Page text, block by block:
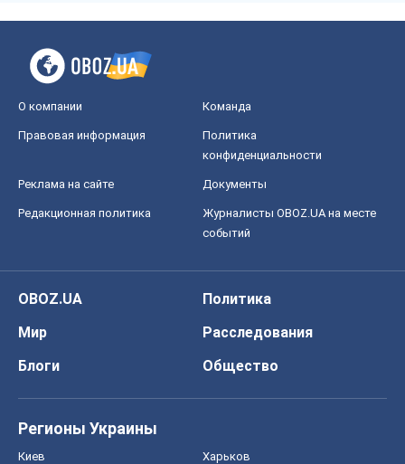
О компании Команда
Правовая информация
Политика
конфиденциальности
Реклама на сайте Документы
Редакционная политика
Журналисты OBOZ.UA на месте
событий
OBOZ.UA
Политика
Мир
Расследования
Блоги
Общество
Регионы Украины
Киев Харьков